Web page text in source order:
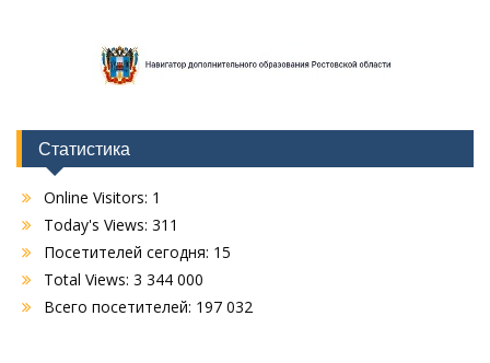
Статистика
Online Visitors: 1
Today's Views: 311
Посетителей сегодня: 15
Total Views: 3 344 000
Всего посетителей: 197 032